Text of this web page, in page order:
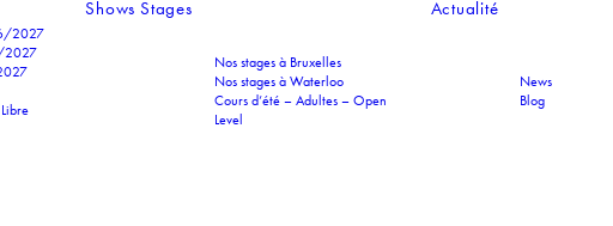
2027
2027
Shows Stages
Nos stages à Bruxelles
Nos stages à Waterloo
Cours d’été – Adultes – Open
Level
Actualité
News
Blog